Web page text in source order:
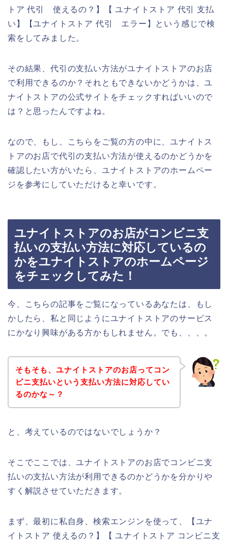
トア 代引 使えるの？】【 ユナイトストア 代引 支払
い】【ユナイトストア 代引 エラー】という感じで検
索をしてみました。
その結果、代引の支払い方法がユナイトストアのお店
で利用できるのか？それともできないかどうかは、ユ
ナイトストアの公式サイトをチェックすればいいので
は？と思ったんですよね。
なので、もし、こちらをご覧の方の中に、ユナイトス
トアのお店で代引の支払い方法が使えるのかどうかを
確認したい方がいたら、ユナイトストアのホームペー
ジを参考にしていただけると幸いです。
ユナイトストアのお店がコンビニ支
払いの支払い方法に対応しているの
かをユナイトストアのホームページ
をチェックしてみた！
今、こちらの記事をご覧になっているあなたは、もし
かしたら、私と同じようにユナイトストアのサービス
にかなり興味がある方かもしれません。でも、、、。
そもそも、ユナイトストアのお店ってコン
ビニ支払いという支払い方法に対応してい
るのかな～？
と、考えているのではないでしょうか？
そこでここでは、ユナイトストアのお店でコンビニ支
払いの支払い方法が利用できるのかどうかを分かりや
すく解説させていただきます。
まず、最初に私自身、検索エンジンを使って、【ユナ
イトストア 使えるの？】【 ユナイトストア コンビニ支